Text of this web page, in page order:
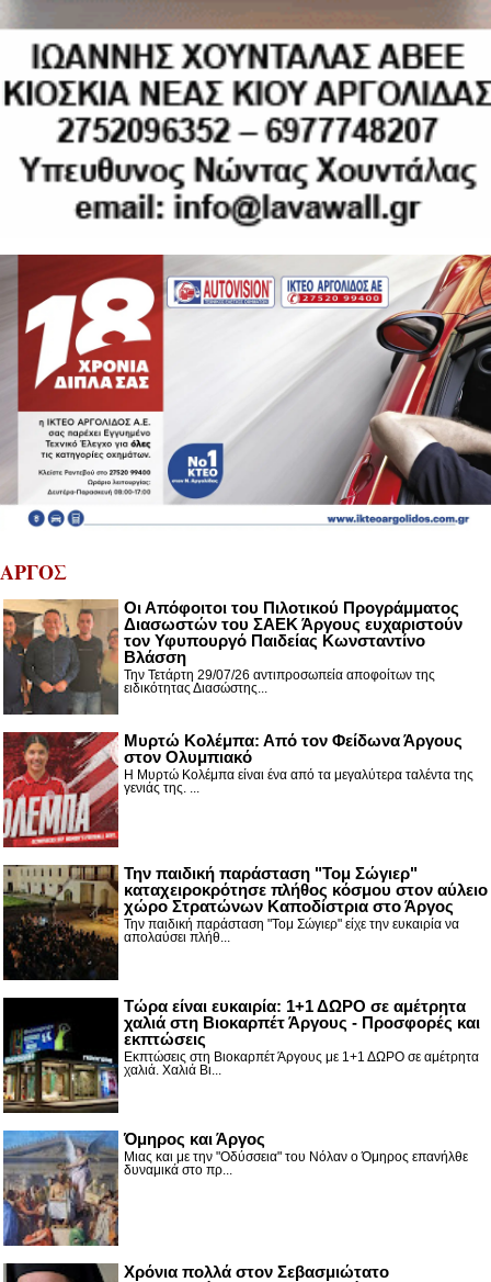
ΑΡΓΟΣ
Οι Απόφοιτοι του Πιλοτικού Προγράμματος
Διασωστών του ΣΑΕΚ Άργους ευχαριστούν
τον Υφυπουργό Παιδείας Κωνσταντίνο
Βλάσση
Την Τετάρτη 29/07/26 αντιπροσωπεία αποφοίτων της
ειδικότητας Διασώστης...
Μυρτώ Κολέμπα: Από τον Φείδωνα Άργους
στον Ολυμπιακό
Η Μυρτώ Κολέμπα είναι ένα από τα μεγαλύτερα ταλέντα της
γενιάς της. ...
Την παιδική παράσταση "Τομ Σώγιερ"
καταχειροκρότησε πλήθος κόσμου στον αύλειο
χώρο Στρατώνων Καποδίστρια στο Άργος
Την παιδική παράσταση "Τομ Σώγιερ" είχε την ευκαιρία να
απολαύσει πλήθ...
Τώρα είναι ευκαιρία: 1+1 ΔΩΡΟ σε αμέτρητα
χαλιά στη Βιοκαρπέτ Άργους - Προσφορές και
εκπτώσεις
Εκπτώσεις στη Βιοκαρπέτ Άργους με 1+1 ΔΩΡΟ σε αμέτρητα
χαλιά. Χαλιά Βι...
Όμηρος και Άργος
Μιας και με την "Οδύσσεια" του Νόλαν ο Όμηρος επανήλθε
δυναμικά στο πρ...
Χρόνια πολλά στον Σεβασμιώτατο